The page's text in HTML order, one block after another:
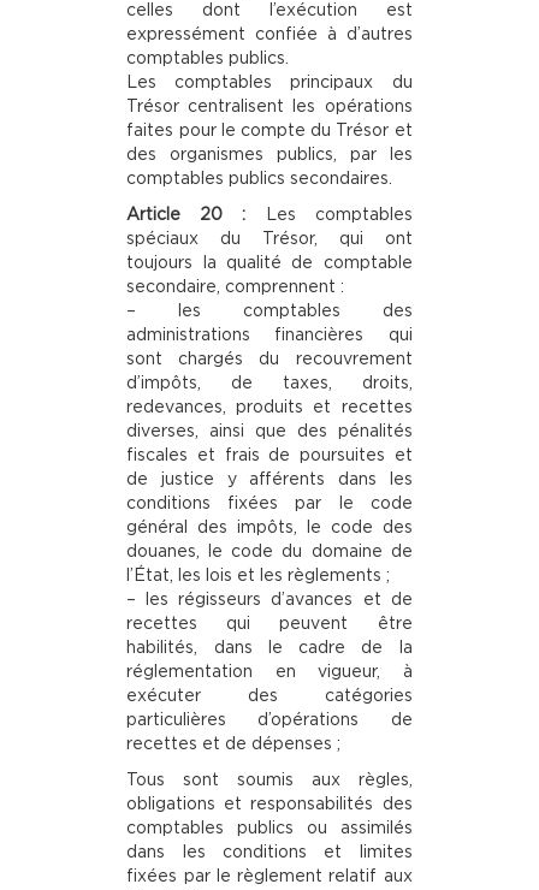
celles dont l’exécution est
expressément confiée à d’autres
comptables publics.
Les comptables principaux du
Trésor centralisent les opérations
faites pour le compte du Trésor et
des organismes publics, par les
comptables publics secondaires.
Article 20 : Les comptables
spéciaux du Trésor, qui ont
toujours la qualité de comptable
secondaire, comprennent :
– les comptables des
administrations financières qui
sont chargés du recouvrement
d’impôts, de taxes, droits,
redevances, produits et recettes
diverses, ainsi que des pénalités
fiscales et frais de poursuites et
de justice y afférents dans les
conditions fixées par le code
général des impôts, le code des
douanes, le code du domaine de
l’État, les lois et les règlements ;
– les régisseurs d’avances et de
recettes qui peuvent être
habilités, dans le cadre de la
réglementation en vigueur, à
exécuter des catégories
particulières d’opérations de
recettes et de dépenses ;
Tous sont soumis aux règles,
obligations et responsabilités des
comptables publics ou assimilés
dans les conditions et limites
fixées par le règlement relatif aux